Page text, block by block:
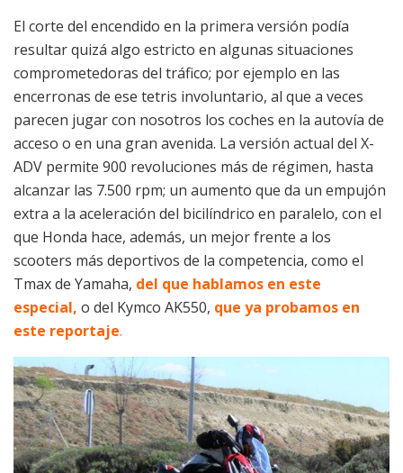
El corte del encendido en la primera versión podía
resultar quizá algo estricto en algunas situaciones
comprometedoras del tráfico; por ejemplo en las
encerronas de ese tetris involuntario, al que a veces
parecen jugar con nosotros los coches en la autovía de
acceso o en una gran avenida. La versión actual del X-
ADV permite 900 revoluciones más de régimen, hasta
alcanzar las 7.500 rpm; un aumento que da un empujón
extra a la aceleración del bicilíndrico en paralelo, con el
que Honda hace, además, un mejor frente a los
scooters más deportivos de la competencia, como el
Tmax de Yamaha, del que hablamos en este
especial, o del Kymco AK550, que ya probamos en
este reportaje.